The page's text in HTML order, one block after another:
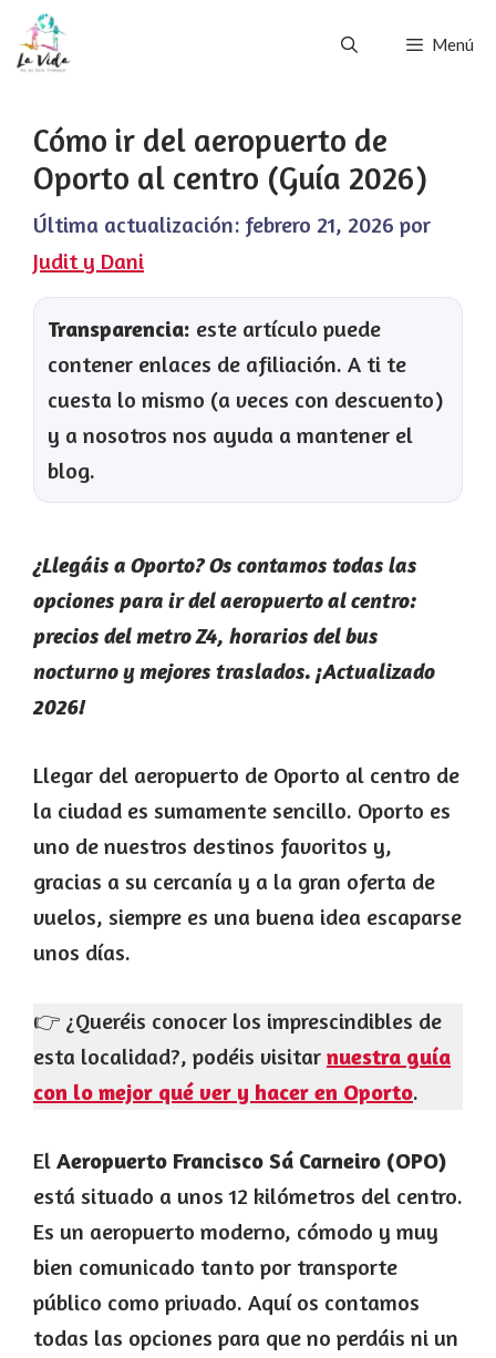
Saltar
Menú
Cómo ir del aeropuerto de
Oporto al centro (Guía 2026)
Última actualización: febrero 21, 2026 por
Judit y Dani
Transparencia: este artículo puede
contener enlaces de afiliación. A ti te
cuesta lo mismo (a veces con descuento)
y a nosotros nos ayuda a mantener el
blog.
¿Llegáis a Oporto? Os contamos todas las
opciones para ir del aeropuerto al centro:
precios del metro Z4, horarios del bus
nocturno y mejores traslados. ¡Actualizado
2026!
Llegar del aeropuerto de Oporto al centro de
la ciudad es sumamente sencillo. Oporto es
uno de nuestros destinos favoritos y,
gracias a su cercanía y a la gran oferta de
vuelos, siempre es una buena idea escaparse
unos días.
👉 ¿Queréis conocer los imprescindibles de
esta localidad?, podéis visitar nuestra guía
con lo mejor qué ver y hacer en Oporto.
El Aeropuerto Francisco Sá Carneiro (OPO)
está situado a unos 12 kilómetros del centro.
Es un aeropuerto moderno, cómodo y muy
bien comunicado tanto por transporte
público como privado. Aquí os contamos
todas las opciones para que no perdáis ni un